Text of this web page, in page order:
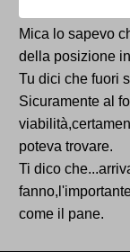
per me il
Mica lo sapevo
della posizione
Tu dici che fuori
Sicuramente al
poteva trovare.
Ti dico
come il pane.